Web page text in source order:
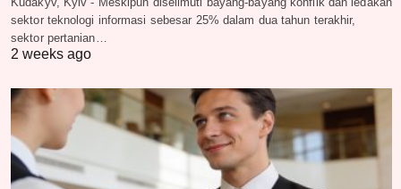
sektor teknologi informasi sebesar 25% dalam dua tahun terakhir,
sektor pertanian…
2 weeks ago